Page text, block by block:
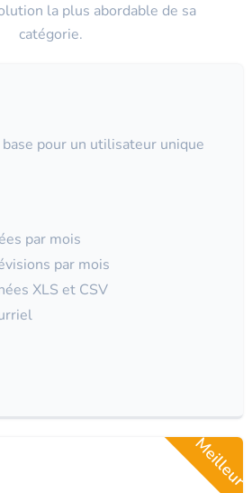
la plus abordable de sa
catégorie.
pour un utilisateur unique
par mois
par mois
XLS et CSV
Meilleur